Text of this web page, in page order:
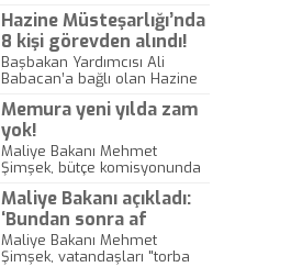
buluyor. 2015 yılı programına
göre emekli aylığı
parametreleri değişecek,
uzun çalışan yüksek emekli
aylığı alacak.
Hazine Müsteşarlığı’nda
8 kişi görevden alındı!
Başbakan Yardımcısı Ali
Babacan’a bağlı olan Hazine
görevden alındı.
Memura yeni yılda zam
yok!
Maliye Bakanı Mehmet
Şimşek, bütçe komisyonunda
yanıtladı.
Maliye Bakanı açıkladı:
‘Bundan sonra af
olmayacak!’
Maliye Bakanı Mehmet
Şimşek, vatandaşları "torba